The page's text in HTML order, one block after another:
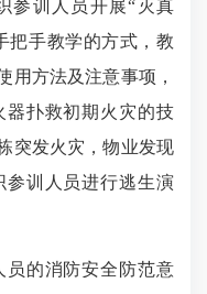
参训人员开展“灭真
把手教学的方式，教
用方法及注意事项，
扑救初期火灾的技
突发火灾，物业发现
参训人员进行逃生演
的消防安全防范意